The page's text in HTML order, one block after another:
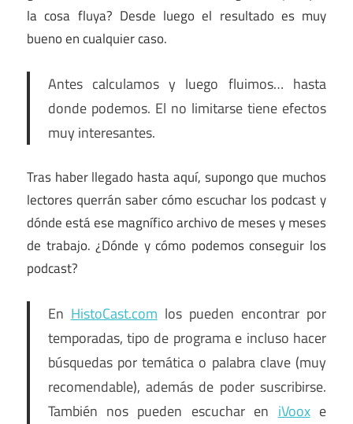
la cosa fluya? Desde luego el resultado es muy
bueno en cualquier caso.
Antes calculamos y luego fluimos… hasta
donde podemos. El no limitarse tiene efectos
muy interesantes.
Tras haber llegado hasta aquí, supongo que muchos
lectores querrán saber cómo escuchar los podcast y
dónde está ese magnífico archivo de meses y meses
de trabajo. ¿Dónde y cómo podemos conseguir los
podcast?
En HistoCast.com los pueden encontrar por
temporadas, tipo de programa e incluso hacer
búsquedas por temática o palabra clave (muy
recomendable), además de poder suscribirse.
También nos pueden escuchar en iVooxe